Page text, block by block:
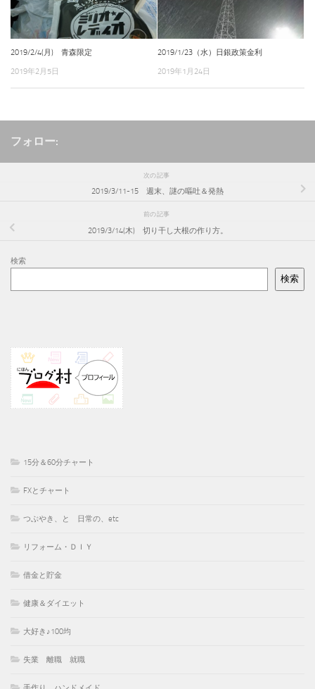
2019/2/4(月) 青森限定
2019年2月5日
2019/1/23（水）日銀政策金利
2019年1月24日
フォロー:
次の記事
2019/3/11-15 週末、謎の嘔吐＆発熱
前の記事
2019/3/14(木) 切り干し大根の作り方。
検索
検索
15分＆60分チャート
FXとチャート
つぶやき、と 日常の、etc
リフォーム・ＤＩＹ
借金と貯金
健康＆ダイエット
大好き♪100均
失業 離職 就職